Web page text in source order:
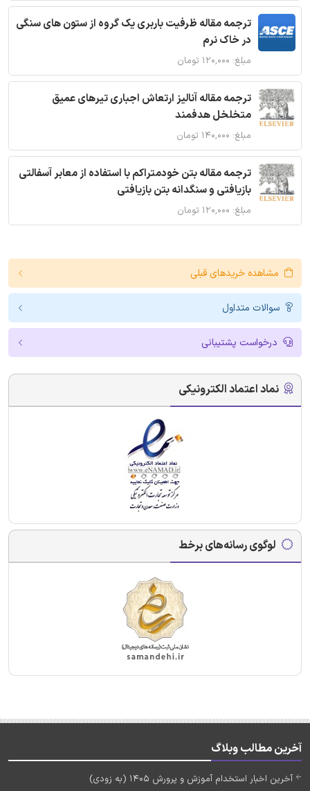
ترجمه مقاله ظرفیت باربری یک گروه از ستون های سنگی
در خاک نرم
مبلغ: ۱۲۰,۰۰۰ تومان
ترجمه مقاله آنالیز ارتعاش اجباری تیرهای عمیق
متخلخل هدفمند
مبلغ: ۱۴۰,۰۰۰ تومان
ترجمه مقاله بتن خودمتراکم با استفاده از معابر آسفالتی
بازیافتی و سنگدانه بتن بازیافتی
مبلغ: ۱۲۰,۰۰۰ تومان
مشاهده خریدهای قبلی
سوالات متداول
درخواست پشتیبانی
نماد اعتماد الکترونیکی
لوگوی رسانه‌های برخط
آخرین مطالب وبلاگ
آخرین اخبار استخدام آموزش و پرورش 1405 (به زودی)